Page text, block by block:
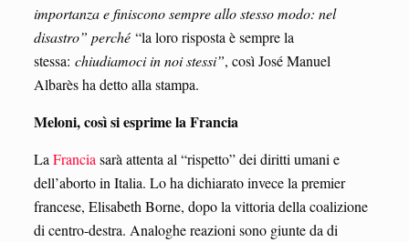
importanza e finiscono sempre allo stesso modo: nel
disastro” perché“la loro risposta è sempre la
stessa: chiudiamoci in noi stessi”, così José Manuel
Albarès ha detto alla stampa.
Meloni, così si esprime la Francia
La Francia sarà attenta al “rispetto” dei diritti umani e
dell’aborto in Italia. Lo ha dichiarato invece la premier
francese, Elisabeth Borne, dopo la vittoria della coalizione
di centro-destra. Analoghe reazioni sono giunte da di